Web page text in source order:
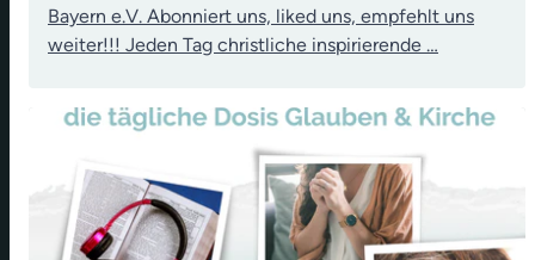
Bayern e.V. Abonniert uns, liked uns, empfehlt uns
weiter!!! Jeden Tag christliche inspirierende …